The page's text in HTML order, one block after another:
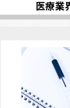
医療業